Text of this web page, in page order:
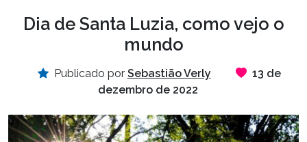
Dia de Santa Luzia, como vejo o
mundo
Publicado por Sebastião Verly
13 de
dezembro de 2022